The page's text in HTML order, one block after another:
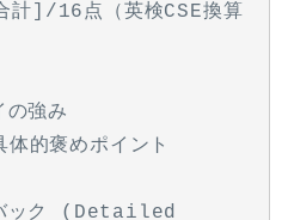
]/16点（英検CSE換算
強み
褒めポイント
ック (Detailed